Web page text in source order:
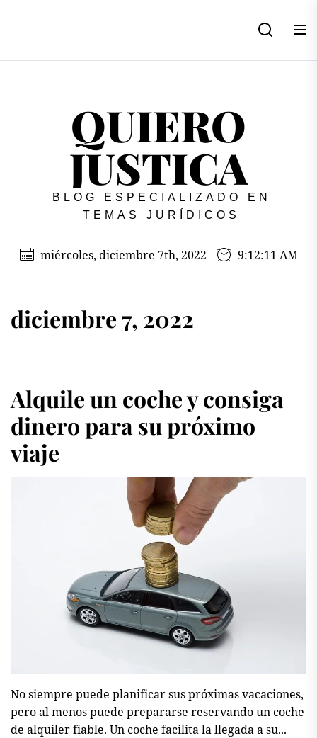
content
QUIERO
JUSTICA
BLOG ESPECIALIZADO EN
TEMAS JURÍDICOS
miércoles, diciembre 7th, 2022 9:12:11 AM
diciembre 7, 2022
Alquile un coche y consiga
dinero para su próximo
viaje
No siempre puede planificar sus próximas vacaciones,
pero al menos puede prepararse reservando un coche
de alquiler fiable. Un coche facilita la llegada a su...